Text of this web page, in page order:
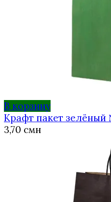
В корзину
Крафт пакет зелёный
3,70 смн